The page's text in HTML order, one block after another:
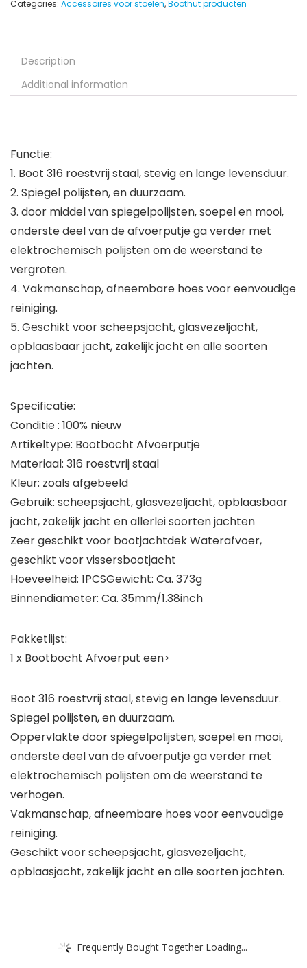
Categories: Accessoires voor stoelen,Boothut producten
Description
Additional information
Functie:
1. Boot 316 roestvrij staal, stevig en lange levensduur.
2. Spiegel polijsten, en duurzaam.
3. door middel van spiegelpolijsten, soepel en mooi,
onderste deel van de afvoerputje ga verder met
elektrochemisch polijsten om de weerstand te
vergroten.
4. Vakmanschap, afneembare hoes voor eenvoudige
reiniging.
5. Geschikt voor scheepsjacht, glasvezeljacht,
opblaasbaar jacht, zakelijk jacht en alle soorten
jachten.
Specificatie:
Conditie : 100% nieuw
Artikeltype: Bootbocht Afvoerputje
Materiaal: 316 roestvrij staal
Kleur: zoals afgebeeld
Gebruik: scheepsjacht, glasvezeljacht, opblaasbaar
jacht, zakelijk jacht en allerlei soorten jachten
Zeer geschikt voor bootjachtdek Waterafvoer,
geschikt voor vissersbootjacht
Hoeveelheid: 1PCSGewicht: Ca. 373g
Binnendiameter: Ca. 35mm/1.38inch
Pakketlijst:
1 x Bootbocht Afvoerput een>
Boot 316 roestvrij staal, stevig en lange levensduur.
Spiegel polijsten, en duurzaam.
Oppervlakte door spiegelpolijsten, soepel en mooi,
onderste deel van de afvoerputje ga verder met
elektrochemisch polijsten om de weerstand te
verhogen.
Vakmanschap, afneembare hoes voor eenvoudige
reiniging.
Geschikt voor scheepsjacht, glasvezeljacht,
opblaasjacht, zakelijk jacht en alle soorten jachten.
Frequently Bought Together Loading...